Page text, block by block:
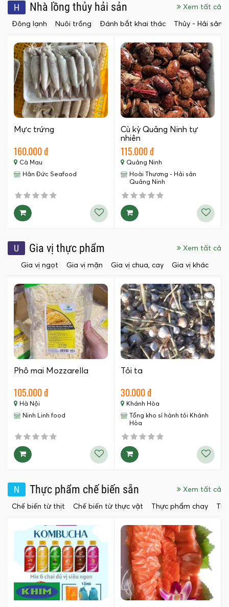
H Nhà lồng thủy hải sản Xem tất cả
Đông lạnh Nuôi trồng Đánh bắt khai thác Thủy - Hải sản
Mực trứng
160.000 đ
Cà Mau
Hân Đức Seafood
Cù kỳ Quảng Ninh tự
nhiên
115.000 đ
Quảng Ninh
Hoài Thương - Hải sản
Quảng Ninh
U Gia vị thực phẩm Xem tất cả
Gia vị ngọt Gia vị mặn Gia vị chua, cay Gia vị khác
Phô mai Mozzarella
105.000 đ
Hà Nội
Ninh Linh food
Tỏi ta
30.000 đ
Khánh Hòa
Tổng kho sỉ hành tỏi Khánh
Hòa
N Thực phẩm chế biến sẵn Xem tất cả
Chế biến từ thịt Chế biến từ thực vật Thực phẩm chay